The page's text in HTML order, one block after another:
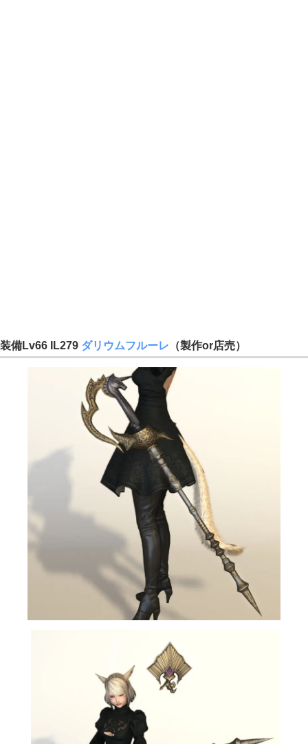
装備Lv66 IL279 ダリウムフルーレ （製作or店売）